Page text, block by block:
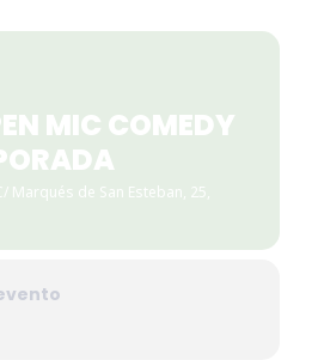
MIC COMEDY
Marqués de San Esteban, 25,